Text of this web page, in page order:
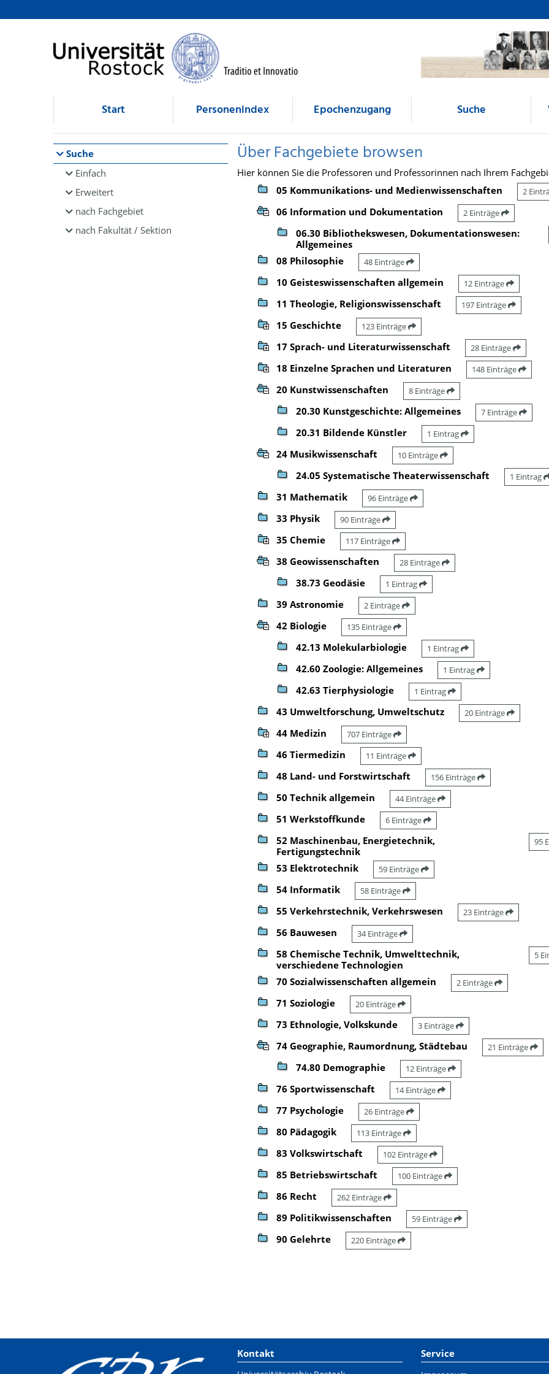
Browsen
direkt zum Inhalt
Start Personenindex Epochenzugang Suche
Suche
Einfach
Erweitert
nach Fachgebiet
nach Fakultät / Sektion
Über Fachgebiete browsen
Hier können Sie die Professoren und Professorinnen nach Ihrem
05 Kommunikations- und Medienwissenschaften
2
06 Information und Dokumentation 2 Einträge
06.30 Bibliothekswesen, Dokumentationswesen:
Allgemeines
08 Philosophie 48 Einträge
10 Geisteswissenschaften allgemein 12 Einträge
11 Theologie, Religionswissenschaft 197 Einträge
15 Geschichte 123 Einträge
17 Sprach- und Literaturwissenschaft 28 Einträge
18 Einzelne Sprachen und Literaturen 148 Einträge
20 Kunstwissenschaften 8 Einträge
20.30 Kunstgeschichte: Allgemeines 7 Einträge
20.31 Bildende Künstler 1 Eintrag
24 Musikwissenschaft 10 Einträge
24.05 Systematische Theaterwissenschaft 1 Eintrag
31 Mathematik 96 Einträge
33 Physik 90 Einträge
35 Chemie 117 Einträge
38 Geowissenschaften 28 Einträge
38.73 Geodäsie 1 Eintrag
39 Astronomie 2 Einträge
42 Biologie 135 Einträge
42.13 Molekularbiologie 1 Eintrag
42.60 Zoologie: Allgemeines 1 Eintrag
42.63 Tierphysiologie 1 Eintrag
43 Umweltforschung, Umweltschutz 20 Einträge
44 Medizin 707 Einträge
46 Tiermedizin 11 Einträge
48 Land- und Forstwirtschaft 156 Einträge
50 Technik allgemein 44 Einträge
51 Werkstoffkunde 6 Einträge
52 Maschinenbau, Energietechnik,
Fertigungstechnik
95
53 Elektrotechnik 59 Einträge
54 Informatik 58 Einträge
55 Verkehrstechnik, Verkehrswesen 23 Einträge
56 Bauwesen 34 Einträge
58 Chemische Technik, Umwelttechnik,
verschiedene Technologien
5
70 Sozialwissenschaften allgemein 2 Einträge
71 Soziologie 20 Einträge
73 Ethnologie, Volkskunde 3 Einträge
74 Geographie, Raumordnung, Städtebau 21 Einträge
74.80 Demographie 12 Einträge
76 Sportwissenschaft 14 Einträge
77 Psychologie 26 Einträge
80 Pädagogik 113 Einträge
83 Volkswirtschaft 102 Einträge
85 Betriebswirtschaft 100 Einträge
86 Recht 262 Einträge
89 Politikwissenschaften 59 Einträge
90 Gelehrte 220 Einträge
Kontakt Service